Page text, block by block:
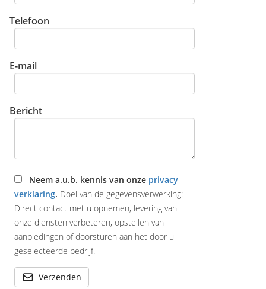
Telefoon
E-mail
Bericht
Neem a.u.b. kennis van onze privacy
verklaring. Doel van de gegevensverwerking:
Direct contact met u opnemen, levering van
onze diensten verbeteren, opstellen van
aanbiedingen of doorsturen aan het door u
geselecteerde bedrijf.
Verzenden